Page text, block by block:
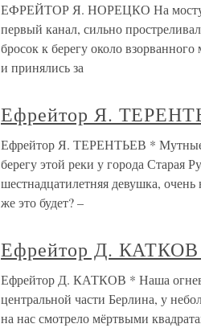
ЕФРЕЙТОР Я. НОРЕЦКО На мосту
первый канал, сильно
бросок к берегу около
и принялись за
Ефрейтор Я.
Ефрейтор Я. ТЕРЕНТЬЕВ * Мутные
берегу этой реки у города Старая
шестнадцатилетняя девушка,
же это будет? –
Ефрейтор Д.
Ефрейтор Д. КАТКОВ * Наша
центральной части Берлина, у
на нас смотрело мёртвыми